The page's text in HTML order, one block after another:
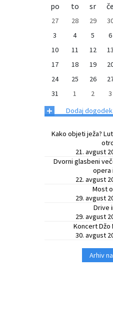
po
to sr če
27 28 29
3
4 5 6
10
11 12 13
17
18 19
24
25 26
31
1 2 3
+ Dodaj
Kako objeti ježa?
21. avgust
Dvorni glasbeni
opera
22. avgust
Most
29. avgust
Drive
29. avgust
Koncert Džo
30. avgust
Arhiv